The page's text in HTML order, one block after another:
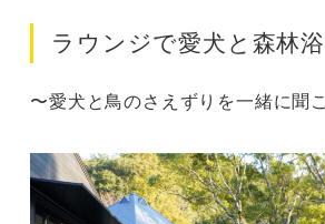
ラウンジで愛犬と森林
〜愛犬と鳥のさえずりを一緒に聞